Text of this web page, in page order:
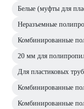
Белые (муфты для
Неразъемные
Комбинированные
20 мм для
Для пластиковых
Комбинированные
Комбинированные